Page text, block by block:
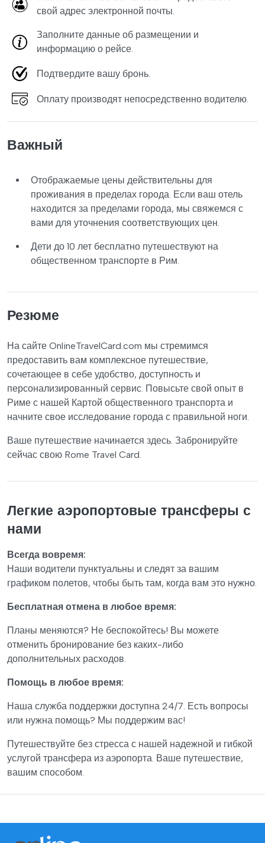
свой адрес электронной почты.
Заполните данные об размещении и
информацию о рейсе.
Подтвердите вашу бронь.
Оплату производят непосредственно водителю.
Важный
Отображаемые цены действительны для
проживания в пределах города. Если ваш отель
находится за пределами города, мы свяжемся с
вами для уточнения соответствующих цен.
Дети до 10 лет бесплатно путешествуют на
общественном транспорте в Рим.
Резюме
На сайте OnlineTravelCard.com мы стремимся
предоставить вам комплексное путешествие,
сочетающее в себе удобство, доступность и
персонализированный сервис. Повысьте свой опыт в
Риме с нашей Картой общественного транспорта и
начните свое исследование города с правильной ноги.
Ваше путешествие начинается здесь. Забронируйте
сейчас свою Rome Travel Card.
Легкие аэропортовые трансферы с
нами
Всегда вовремя:
Наши водители пунктуальны и следят за вашим
графиком полетов, чтобы быть там, когда вам это нужно.
Бесплатная отмена в любое время:
Планы меняются? Не беспокойтесь! Вы можете
отменить бронирование без каких-либо
дополнительных расходов.
Помощь в любое время:
Наша служба поддержки доступна 24/7. Есть вопросы
или нужна помощь? Мы поддержим вас!
Путешествуйте без стресса с нашей надежной и гибкой
услугой трансфера из аэропорта. Ваше путешествие,
вашим способом.